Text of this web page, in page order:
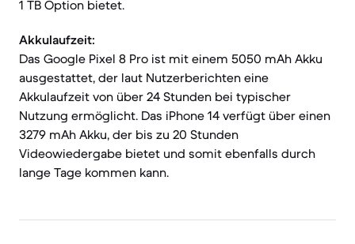
1 TB Option bietet.
Akkulaufzeit:
Das Google Pixel 8 Pro ist mit einem 5050 mAh Akku
ausgestattet, der laut Nutzerberichten eine
Akkulaufzeit von über 24 Stunden bei typischer
Nutzung ermöglicht. Das iPhone 14 verfügt über einen
3279 mAh Akku, der bis zu 20 Stunden
Videowiedergabe bietet und somit ebenfalls durch
lange Tage kommen kann.